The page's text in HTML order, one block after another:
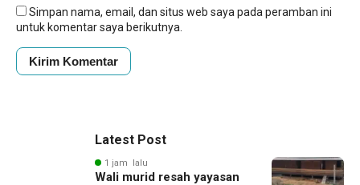
Simpan nama, email, dan situs web saya pada peramban ini
untuk komentar saya berikutnya.
Latest Post
1 jam lalu
Wali murid resah yayasan